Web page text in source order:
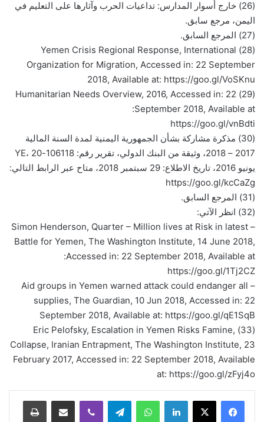
(26) خارج أسوار المدارس: تداعيات الحرب وآثارها على التعليم في
اليمن، مرجع سابق.
(27) المرجع السابق.
(28) Yemen Crisis Regional Response, International
Organization for Migration, Accessed in: 22 September
2018, Available at: https://goo.gl/VoSKnu
(29) Humanitarian Needs Overview, 2016, Accessed in: 22
September 2018, Available at:
https://goo.gl/vnBdti
(30) مذكرة مشاركة بشأن الجمهورية اليمنية لمدة السنة المالية
2017 – 2018، وثيقة من البنك الدولي، تقرير رقم: 106118-YE، 20
يونيو 2016، تاريخ الاطلاع: 29 سبتمبر 2018، متاح عبر الرابط التالي:
https://goo.gl/kcCaZg
(31) المرجع السابق.
(32) انظر الآتي:
– Simon Henderson, Quarter – Million lives at Risk in latest
Battle for Yemen, The Washington Institute, 14 June 2018,
Accessed in: 22 September 2018, Available at:
https://goo.gl/1Tj2CZ
– Aid groups in Yemen warned attack could endanger all
supplies, The Guardian, 10 Jun 2018, Accessed in: 22
September 2018, Available at: https://goo.gl/qE1SqB
(33) Eric Pelofsky, Escalation in Yemen Risks Famine,
Collapse, Iranian Entrapment, The Washington Institute, 23
February 2017, Accessed in: 22 September 2018, Available
at: https://goo.gl/zFyj4o
لينكدإن واتساب